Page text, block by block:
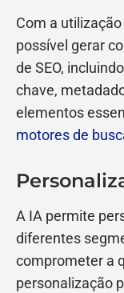
Com a
possível gerar
de SEO,
chave,
elementos
motores de
A IA permite
diferentes
comprometer a
personalização